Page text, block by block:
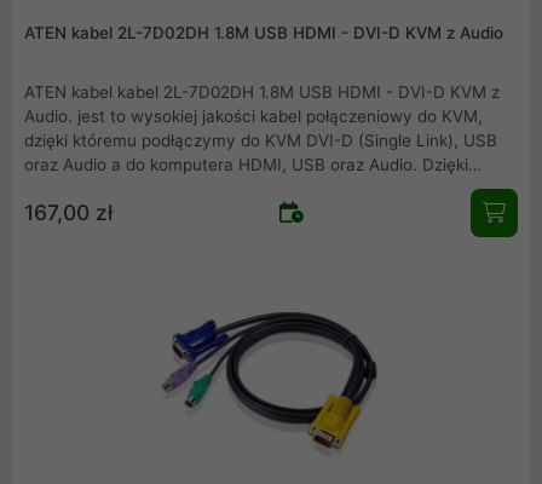
ATEN kabel 2L-7D02DH 1.8M USB HDMI - DVI-D KVM z Audio
ATEN kabel kabel 2L-7D02DH 1.8M USB HDMI - DVI-D KVM z
Audio. jest to wysokiej jakości kabel połączeniowy do KVM,
dzięki któremu podłączymy do KVM DVI-D (Single Link), USB
oraz Audio a do komputera HDMI, USB oraz Audio. Dzięki
stosowaniu kompatybilnych urządzeń firmy ATEN zapewniamy
pewność i jakość połączeń.
167,00 zł